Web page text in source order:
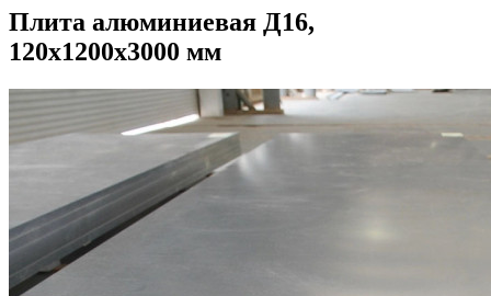
Плита алюминиевая Д16,
120х1200х3000 мм